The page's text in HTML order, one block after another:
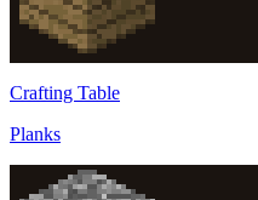
Crafting Table
Planks